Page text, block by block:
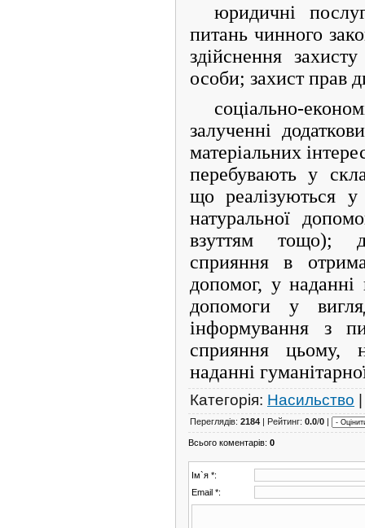
юридичні
питань чинного
здійснення
особи; захист прав
соціально-
залученні
матеріальних
перебувають у
що реалізуються
натуральної
взуттям тощо);
сприяння в
допомог, у
допомоги у
інформування з
сприяння цьому,
наданні
Категорія: Насильство
Переглядів: 2184 | Рейтинг: 0.0/0 |
Всього коментарів: 0
Ім`я *:
Email *: